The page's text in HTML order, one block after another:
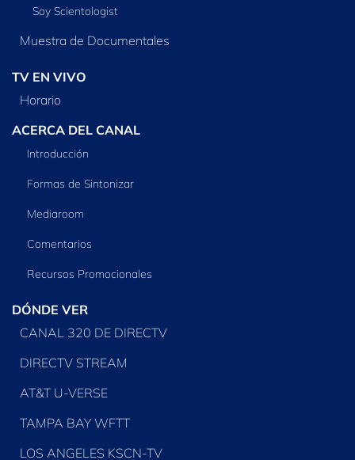
Soy Scientologist
Muestra de Documentales
TV EN VIVO
Horario
ACERCA DEL CANAL
Introducción
Formas de Sintonizar
Mediaroom
Comentarios
Recursos Promocionales
DÓNDE VER
CANAL 320 DE DIRECTV
DIRECTV STREAM
AT&T U-VERSE
TAMPA BAY WFTT
LOS ANGELES KSCN-TV